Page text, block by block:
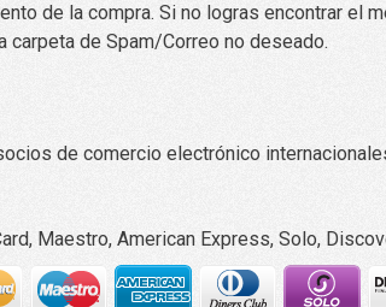
de la compra. Si no logras encontrar el
carpeta de Spam/Correo no deseado.
de comercio electrónico
Maestro, American Express, Solo,